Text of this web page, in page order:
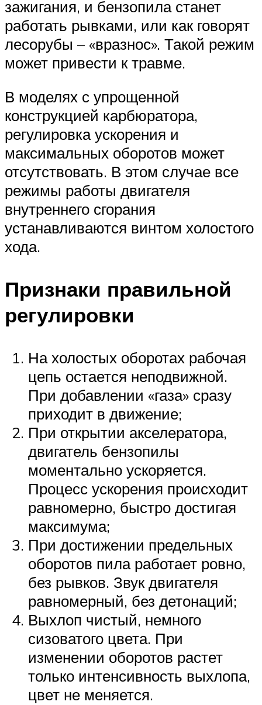
зажигания, и бензопила станет
работать рывками, или как говорят
лесорубы – «вразнос». Такой режим
может привести к травме.
В моделях с упрощенной
конструкцией карбюратора,
регулировка ускорения и
максимальных оборотов может
отсутствовать. В этом случае все
режимы работы двигателя
внутреннего сгорания
устанавливаются винтом холостого
хода.
Признаки правильной
регулировки
На холостых оборотах рабочая
цепь остается неподвижной.
При добавлении «газа» сразу
приходит в движение;
При открытии акселератора,
двигатель бензопилы
моментально ускоряется.
Процесс ускорения происходит
равномерно, быстро достигая
максимума;
При достижении предельных
оборотов пила работает ровно,
без рывков. Звук двигателя
равномерный, без детонаций;
Выхлоп чистый, немного
сизоватого цвета. При
изменении оборотов растет
только интенсивность выхлопа,
цвет не меняется.